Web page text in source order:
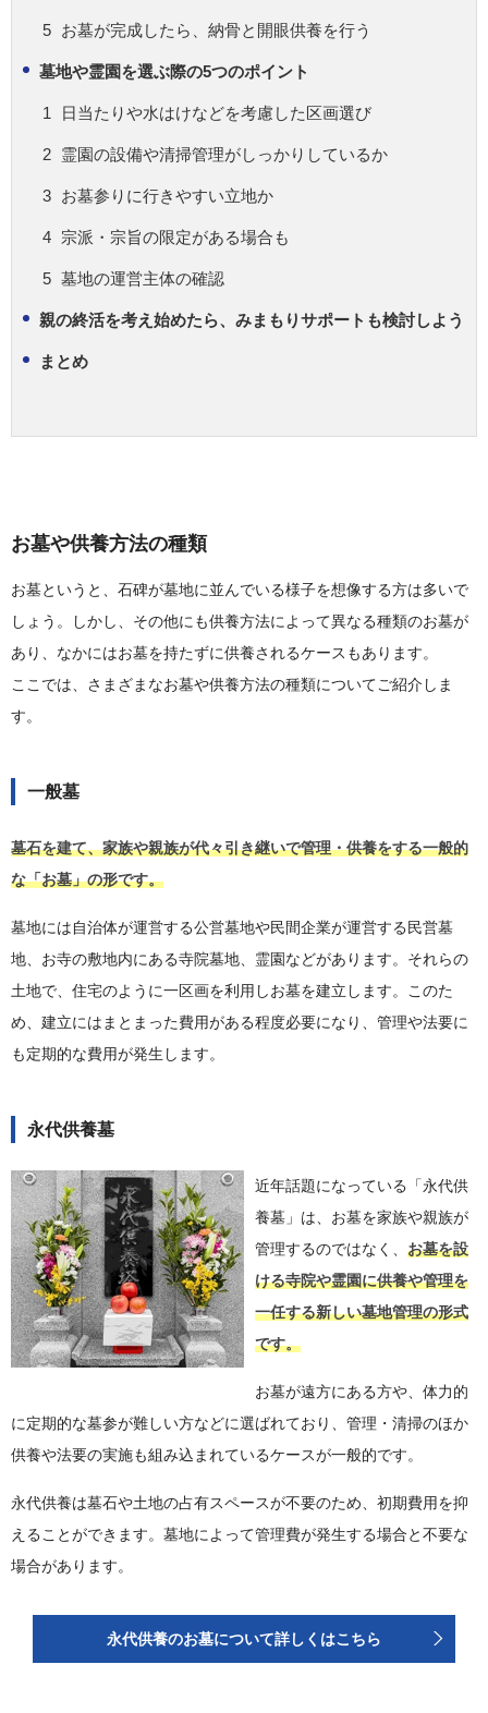
お墓が完成したら、納骨と開眼供養を行う
墓地や霊園を選ぶ際の5つのポイント
日当たりや水はけなどを考慮した区画選び
霊園の設備や清掃管理がしっかりしているか
お墓参りに行きやすい立地か
宗派・宗旨の限定がある場合も
墓地の運営主体の確認
親の終活を考え始めたら、みまもりサポートも検討しよう
まとめ
お墓や供養方法の種類
お墓というと、石碑が墓地に並んでいる様子を想像する方は多いで
しょう。しかし、その他にも供養方法によって異なる種類のお墓が
あり、なかにはお墓を持たずに供養されるケースもあります。
ここでは、さまざまなお墓や供養方法の種類についてご紹介しま
す。
一般墓
墓石を建て、家族や親族が代々引き継いで管理・供養をする一般的
な「お墓」の形です。
墓地には自治体が運営する公営墓地や民間企業が運営する民営墓
地、お寺の敷地内にある寺院墓地、霊園などがあります。それらの
土地で、住宅のように一区画を利用しお墓を建立します。このた
め、建立にはまとまった費用がある程度必要になり、管理や法要に
も定期的な費用が発生します。
永代供養墓
近年話題になっている「永代供
養墓」は、お墓を家族や親族が
管理するのではなく、 お墓を設
ける寺院や霊園に供養や管理を
一任する新しい墓地管理の形式
です。
お墓が遠方にある方や、体力的
に定期的な墓参が難しい方などに選ばれており、管理・清掃のほか
供養や法要の実施も組み込まれているケースが一般的です。
永代供養は墓石や土地の占有スペースが不要のため、初期費用を抑
えることができます。墓地によって管理費が発生する場合と不要な
場合があります。
永代供養のお墓について詳しくはこちら